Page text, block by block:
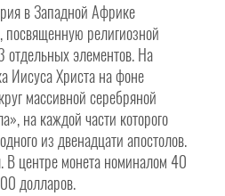
в Западной Африке
религиозной
отдельных элементов. На
Иисуса Христа на фоне
массивной серебряной
на каждой части которого
из двенадцати апостолов.
В центре монета номиналом 40
долларов.